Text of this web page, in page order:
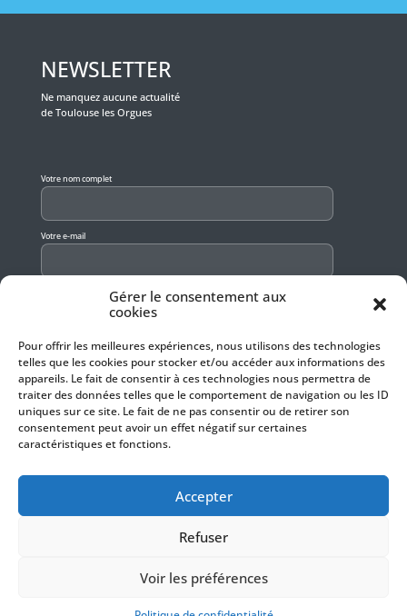
Gérer le consentement aux
cookies
Pour offrir les meilleures expériences, nous utilisons des technologies
telles que les cookies pour stocker et/ou accéder aux informations des
appareils. Le fait de consentir à ces technologies nous permettra de
traiter des données telles que le comportement de navigation ou les ID
uniques sur ce site. Le fait de ne pas consentir ou de retirer son
consentement peut avoir un effet négatif sur certaines
caractéristiques et fonctions.
Accepter
Refuser
Voir les préférences
NEWSLETTER
Ne manquez aucune actualité
de Toulouse les Orgues
Votre nom complet
Votre e-mail
J'accepte que mes données soient utilisées pour recevoir la newsletter.
Galeries Photos